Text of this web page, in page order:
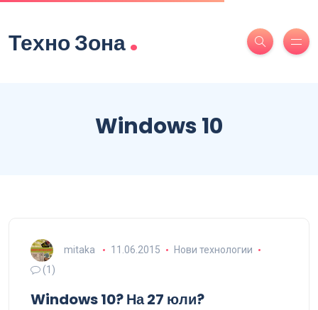
Техно Зона.
Windows 10
mitaka 11.06.2015
Нови технологии
(1)
Windows 10? На 27 юли?